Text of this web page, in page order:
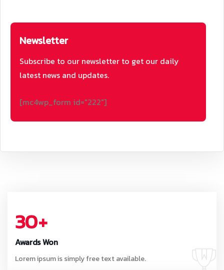
Newsletter
Subscribe to our newsletter to get our daily
latest news and updates.
[mc4wp_form id="222"]
30+
Awards Won
Lorem ipsum is simply free text available.